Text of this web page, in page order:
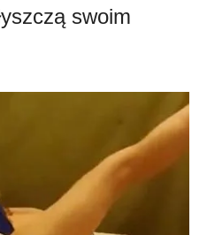
swoim